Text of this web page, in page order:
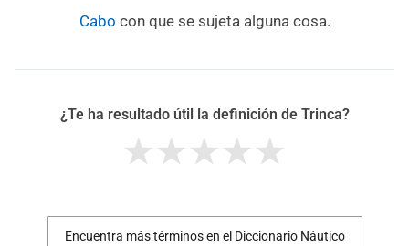
Cabo con que se sujeta alguna cosa.
¿Te ha resultado útil la definición de Trinca?
Encuentra más términos en el Diccionario Náutico